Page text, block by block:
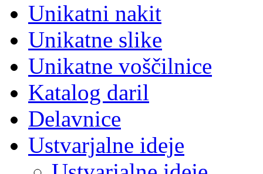
Unikatni nakit
Unikatne slike
Unikatne voščilnice
Katalog daril
Delavnice
Ustvarjalne ideje